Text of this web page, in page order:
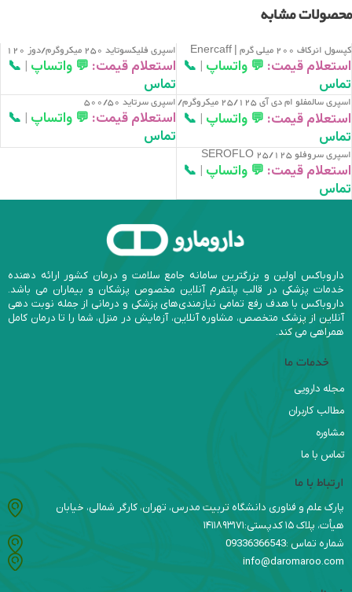
محصولات مشابه
کپسول انرکاف 200 میلی گرم | Enercaff
200 MG Capsule
استعلام قیمت: 💬 واتساپ |
📞
تماس
اسپری فلیکسوتاید 250 میکروگرم/دوز 120
| FLIXOTIDE Inhaler 250
mcg/dose,120 doses
استعلام قیمت: 💬 واتساپ |
📞
تماس
اسپری سالمفلو ام دی آی 25/125 میکروگرم/
دوز SALMEFLO MDI 125/25
MCG/DOSE INHALANT
استعلام قیمت: 💬 واتساپ |
📞
تماس
اسپری سرتاید 500/50
استعلام قیمت: 💬 واتساپ |
📞
تماس
اسپری سروفلو 25/125 SEROFLO
25/125MCG/PUFF INHALER
استعلام قیمت: 💬 واتساپ |
📞
تماس
داروباکس اولین و بزرگترین سامانه جامع سلامت و درمان کشور ارائه دهنده
خدمات پزشکی در قالب پلتفرم آنلاین مخصوص پزشکان و بیماران می باشد.
داروباکس با هدف رفع تمامی نیازمندی‌های پزشکی و درمانی از جمله نوبت دهی
آنلاین از پزشک متخصص، مشاوره آنلاین، آزمایش در منزل، شما را تا درمان کامل
همراهی می کند.
خدمات ما
مجله دارویی
مطالب کاربران
مشاوره
تماس با ما
ارتباط با ما
پارک علم و فناوری دانشگاه تربیت مدرس، تهران، کارگر شمالی، خیابان
هیأت، پلاک ۱۵ کدپستی:۱۴۱۱۸۹۳۱۷۱
شماره تماس :09336366543
info@daromaroo.com